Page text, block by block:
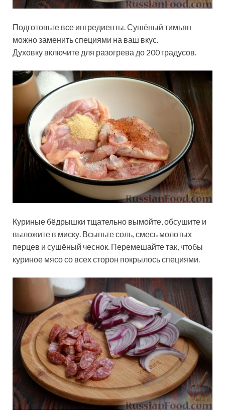
Подготовьте все ингредиенты. Сушёный тимьян
можно заменить специями на ваш вкус.
Духовку включите для разогрева до 200 градусов.
Куриные бёдрышки тщательно вымойте, обсушите и
выложите в миску. Всыпьте соль, смесь молотых
перцев и сушёный чеснок. Перемешайте так, чтобы
куриное мясо со всех сторон покрылось специями.